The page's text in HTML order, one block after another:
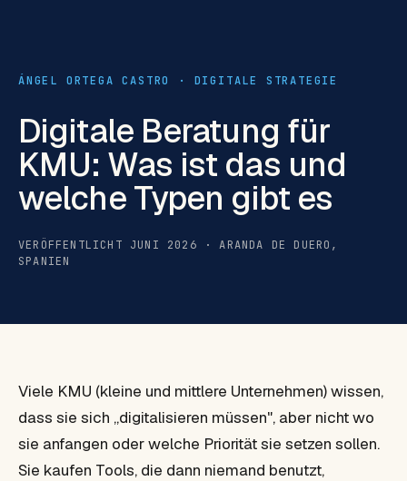
ÁNGEL ORTEGA CASTRO · DIGITALE STRATEGIE
Digitale Beratung für
KMU: Was ist das und
welche Typen gibt es
VERÖFFENTLICHT JUNI 2026 · ARANDA DE DUERO,
SPANIEN
Viele KMU (kleine und mittlere Unternehmen) wissen,
dass sie sich „digitalisieren müssen", aber nicht wo
sie anfangen oder welche Priorität sie setzen sollen.
Sie kaufen Tools, die dann niemand benutzt,